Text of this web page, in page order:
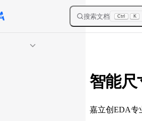
搜索文档 Ctrl K
智能尺
嘉立创EDA专